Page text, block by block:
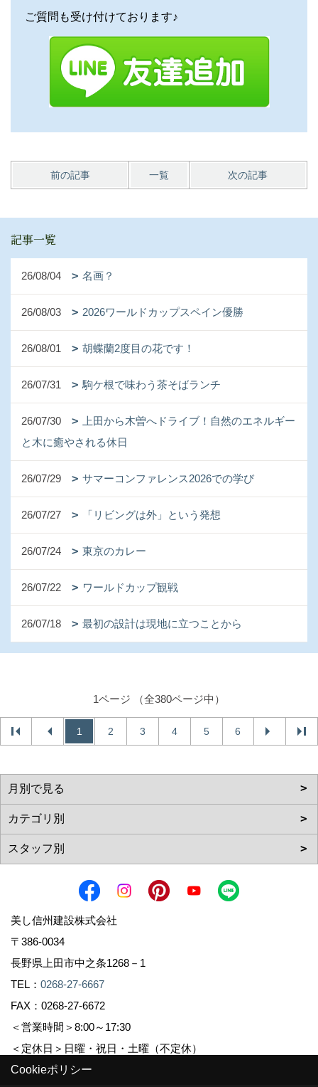
ご質問も受け付けております♪
前の記事 一覧 次の記事
記事一覧
26/08/04 名画？
26/08/03 2026ワールドカップスペイン優勝
26/08/01 胡蝶蘭2度目の花です！
26/07/31 駒ケ根で味わう茶そばランチ
26/07/30
上田から木曽へドライブ！自然のエネルギー
と木に癒やされる休日
26/07/29 サマーコンファレンス2026での学び
26/07/27 「リビングは外」という発想
26/07/24 東京のカレー
26/07/22 ワールドカップ観戦
26/07/18 最初の設計は現地に立つことから
1ページ （全380ページ中）
1 2 3 4 5 6
美し信州建設株式会社
〒386-0034
長野県上田市中之条1268－1
TEL： 0268-27-6667
FAX：0268-27-6672
＜営業時間＞8:00～17:30
＜定休日＞日曜・祝日・土曜（不定休）
Cookieポリシー